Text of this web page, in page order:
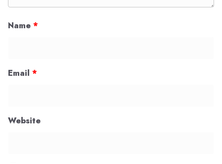
Name *
Email *
Website